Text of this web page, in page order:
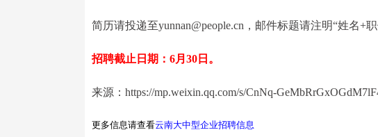
简历请投递至yunnan@people.cn，邮件标题请注明“姓名+职
招聘截止日期：6月30日。
来源：https://mp.weixin.qq.com/s/CnNq-
更多信息请查看云南大中型企业招聘信息